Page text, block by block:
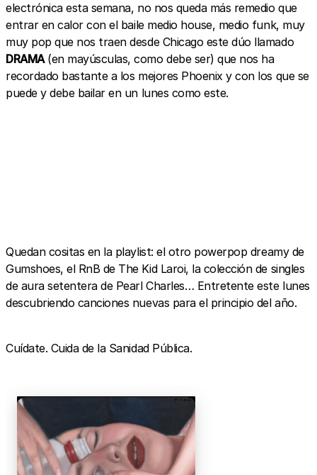
electrónica esta semana, no nos queda más remedio que
entrar en calor con el baile medio house, medio funk, muy
muy pop que nos traen desde Chicago este dúo llamado
DRAMA(en mayúsculas, como debe ser) que nos ha
recordado bastante a los mejores Phoenix y con los que se
puede y debe bailar en un lunes como este.
Quedan cositas en la playlist: el otro powerpop dreamy de
Gumshoes, el RnB de The Kid Laroi, la colección de singles
de aura setentera de Pearl Charles… Entretente este lunes
descubriendo canciones nuevas para el principio del año.
Cuídate. Cuida de la Sanidad Pública.